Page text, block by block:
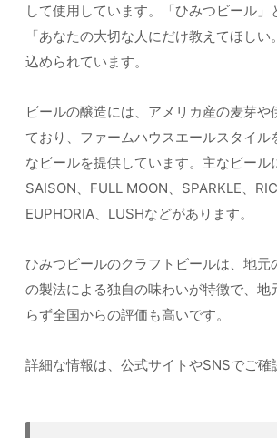
して使用しています。「ひみつビール」
「あなたの大切な人にだけ教えてほし
込められています。
ビールの醸造には、アメリカ産の麦芽や
ており、ファームハウスエールスタイル
なビールを提供しています。主なビール
SAISON、FULL MOON、SPARKLE、
EUPHORIA、LUSHなどがあります。
ひみつビールのクラフトビールは、地元
の製法による独自の味わいが特徴で、地
らず全国からの評価も高いです。
詳細な情報は、公式サイトやSNSでご確